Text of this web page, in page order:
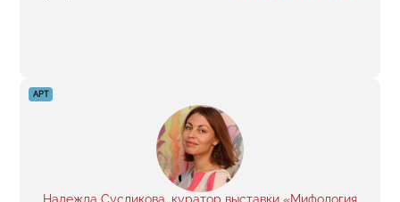
рядом ходят ваши потенциальные
работодатели, инвесторы, команда вашей
мечты, в конце концов"
АРТ